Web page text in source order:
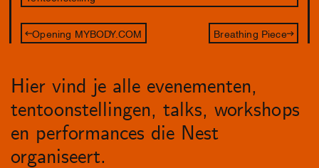
Opening MYBODY.COM Breathing Piece
Hier vind je alle evenementen,
tentoonstellingen, talks, workshops
en performances die Nest
organiseert.